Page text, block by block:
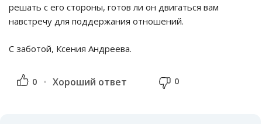
решать с его стороны, готов ли он двигаться вам
навстречу для поддержания отношений.
С заботой, Ксения Андреева.
0 Хороший ответ 0